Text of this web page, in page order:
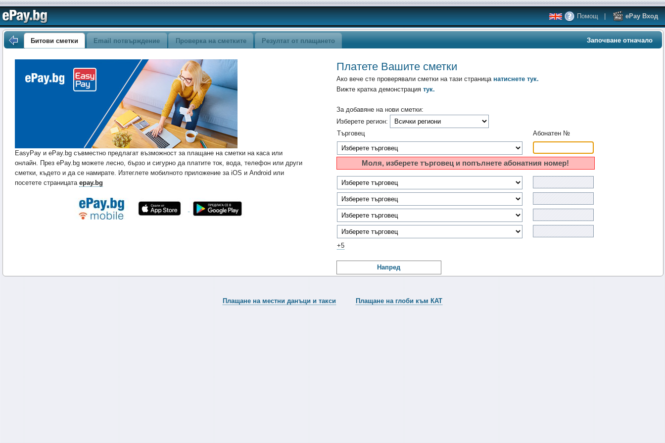
Помощ | ePay Вход
Битови сметки Email потвърждение Проверка на сметките Резултат от плащането Започване отначало
Платете Вашите сметки
Ако вече сте проверявали сметки на тази страница натиснете тук.
Вижте кратка демонстрация тук.
За добавяне на нови сметки:
Изберете регион:
Търговец
Абонатен №
Моля, изберете търговец и попълнете абонатния номер!
+5
Напред
EasyPay и ePay.bg съвместно предлагат възможност за плащане на сметки на каса или
онлайн. През ePay.bg можете лесно, бързо и сигурно да платите ток, вода, телефон или други
сметки, където и да се намирате. Изтеглете мобилното приложение за iOS и Android или
посетете страницатаepay.bg
Плащане на местни данъци и такси Плащане на глоби към КАТ